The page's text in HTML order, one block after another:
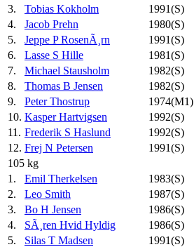
3.
Tobias Kokholm 1991(S)
4.
Jacob Prehn 1980(S)
5.
Jeppe P RosenÃ¸rn 1991(S)
6.
Lasse S Hille 1981(S)
7.
Michael Stausholm 1982(S)
8.
Thomas B Jensen 1982(S)
9.
Peter Thostrup 1974(M1)
10. Kasper Hartvigsen 1992(S)
11. Frederik S Haslund 1992(S)
12. Frej N Petersen 1991(S)
105 kg
1.
Emil Therkelsen 1983(S)
2.
Leo Smith 1987(S)
3.
Bo H Jensen 1986(S)
4.
SÃ¸ren Hvid Hyldig 1986(S)
5.
Silas T Madsen 1991(S)